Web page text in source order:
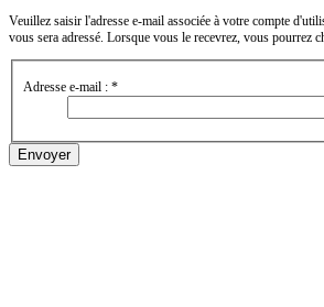
Veuillez saisir l'adresse e-mail associée à votre compte
vous sera adressé. Lorsque vous le recevrez, vous pourrez
Adresse e-mail : *
Envoyer